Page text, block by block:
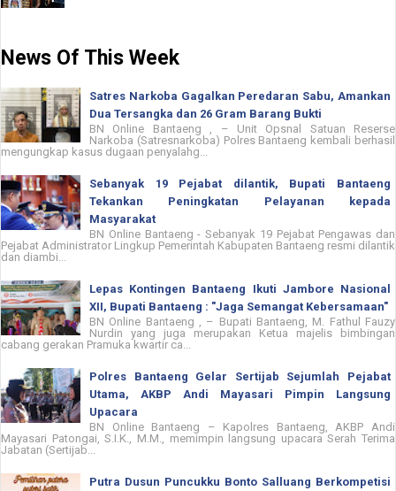
News Of This Week
Satres Narkoba Gagalkan Peredaran Sabu, Amankan
Dua Tersangka dan 26 Gram Barang Bukti
BN Online Bantaeng , – Unit Opsnal Satuan Reserse
Narkoba (Satresnarkoba) Polres Bantaeng kembali berhasil
mengungkap kasus dugaan penyalahg...
Sebanyak 19 Pejabat dilantik, Bupati Bantaeng
Tekankan Peningkatan Pelayanan kepada
Masyarakat
BN Online Bantaeng - Sebanyak 19 Pejabat Pengawas dan
Pejabat Administrator Lingkup Pemerintah Kabupaten Bantaeng resmi dilantik
dan diambi...
Lepas Kontingen Bantaeng Ikuti Jambore Nasional
XII, Bupati Bantaeng : "Jaga Semangat Kebersamaan"
BN Online Bantaeng , – Bupati Bantaeng, M. Fathul Fauzy
Nurdin yang juga merupakan Ketua majelis bimbingan
cabang gerakan Pramuka kwartir ca...
Polres Bantaeng Gelar Sertijab Sejumlah Pejabat
Utama, AKBP Andi Mayasari Pimpin Langsung
Upacara
BN Online Bantaeng – Kapolres Bantaeng, AKBP Andi
Mayasari Patongai, S.I.K., M.M., memimpin langsung upacara Serah Terima
Jabatan (Sertijab...
Putra Dusun Puncukku Bonto Salluang Berkompetisi